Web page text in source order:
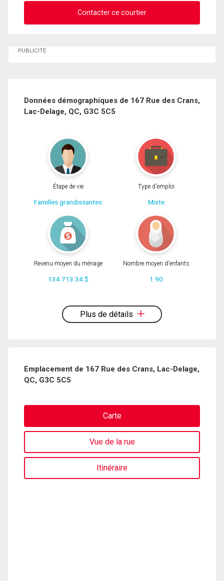
Contacter ce courtier
Demander des infos sur cette inscription
d'utilisation et vous nous fournissez l'autorisation écrite de communiquer avec
PUBLICITÉ
Données démographiques de 167 Rue des Crans,
Lac-Delage, QC, G3C 5C5
Étape de vie
Familles grandissantes
Type d'emploi
Mixte
Revenu moyen du ménage
134 713.34 $
Nombre moyen d'enfants
1.90
Plus de détails
Emplacement de 167 Rue des Crans, Lac-Delage,
QC, G3C 5C5
Carte
Vue de la rue
Itinéraire